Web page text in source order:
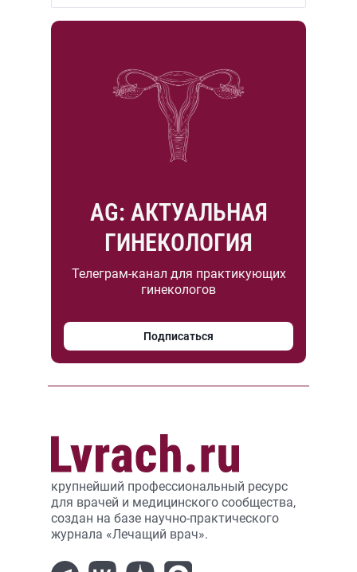
AG: АКТУАЛЬНАЯ
ГИНЕКОЛОГИЯ
Телеграм-канал для практикующих
гинекологов
Подписаться
крупнейший профессиональный ресурс
для врачей и медицинского сообщества,
создан на базе научно-практического
журнала «Лечащий врач».